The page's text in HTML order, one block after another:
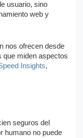
usuario, sino
web y
nos ofrecen desde
que miden aspectos
Insights,
seguros del
humano no puede